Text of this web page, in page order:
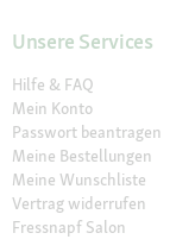
Unsere Services
Hilfe & FAQ
Mein Konto
Passwort beantragen
Meine Bestellungen
Meine Wunschliste
Vertrag widerrufen
Fressnapf Salon